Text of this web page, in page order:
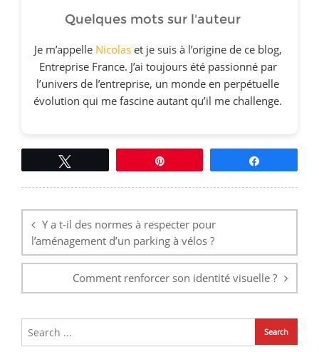
Quelques mots sur l'auteur
Je m’appelle Nicolaset je suis à l’origine de ce blog,
Entreprise France. J’ai toujours été passionné par
l’univers de l’entreprise, un monde en perpétuelle
évolution qui me fascine autant qu’il me challenge.
de
l’articleY a t-il des normes à respecter pour
l’aménagement d’un parking à vélos ?
Comment renforcer son identité visuelle ?